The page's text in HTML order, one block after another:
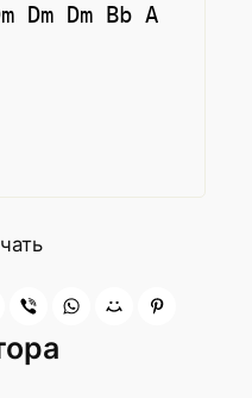
Dm Dm Bb A